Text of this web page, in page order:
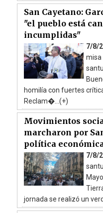
San Cayetano:
"el pueblo está
incumplidas"
7/8/
misa
homilía con fuertes
Reclam�...(+)
Movimientos
marcharon por
política
7/8/
jornada se realizó un